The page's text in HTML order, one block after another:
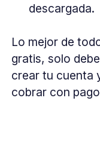
descargada.
Lo mejor de
gratis, solo
crear tu cuenta
cobrar con